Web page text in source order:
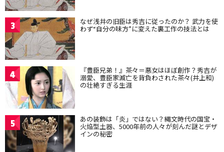
3 なぜ浅井の旧臣は秀吉に従ったのか？ 武力を使
わず“自分の味方”に変えた裏工作の技法とは
4 『豊臣兄弟！』茶々＝悪女はほぼ創作？秀吉が
溺愛、豊臣家滅亡を背負わされた茶々(井上和)
の壮絶すぎる生涯
5 あの装飾は「炎」ではない？縄文時代の国宝・
火焔型土器、5000年前の人々が刻んだ謎とデザ
インの秘密